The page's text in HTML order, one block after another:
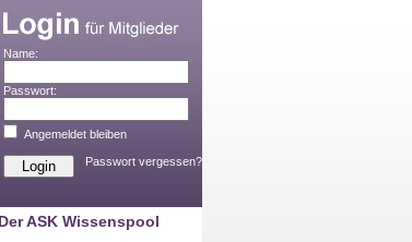
Name:
Passwort:
Angemeldet bleiben
Passwort vergessen?
Der ASK Wissenspool